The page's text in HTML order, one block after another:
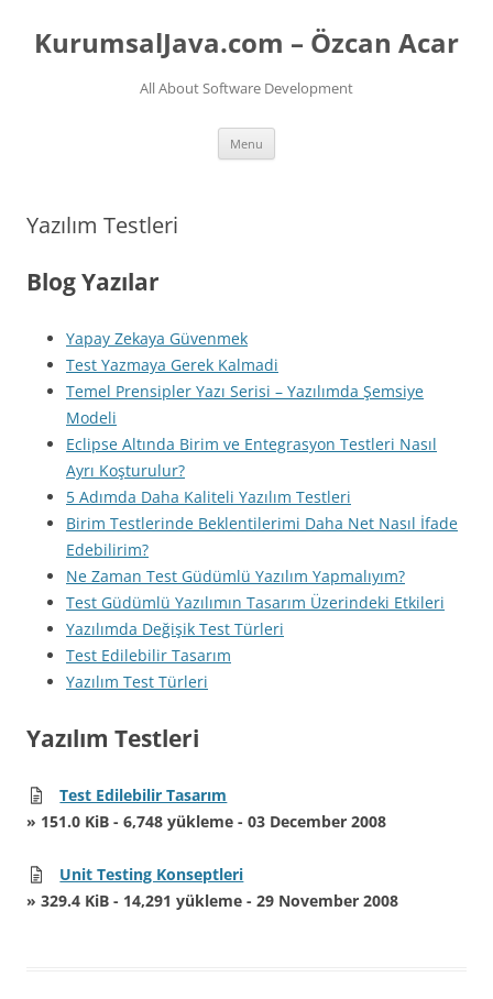
content
KurumsalJava.com – Özcan Acar
All About Software Development
Menu
Yazılım Testleri
Blog Yazılar
Yapay Zekaya Güvenmek
Test Yazmaya Gerek Kalmadi
Temel Prensipler Yazı Serisi – Yazılımda Şemsiye
Modeli
Eclipse Altında Birim ve Entegrasyon Testleri Nasıl
Ayrı Koşturulur?
5 Adımda Daha Kaliteli Yazılım Testleri
Birim Testlerinde Beklentilerimi Daha Net Nasıl İfade
Edebilirim?
Ne Zaman Test Güdümlü Yazılım Yapmalıyım?
Test Güdümlü Yazılımın Tasarım Üzerindeki Etkileri
Yazılımda Değişik Test Türleri
Test Edilebilir Tasarım
Yazılım Test Türleri
Yazılım Testleri
Test Edilebilir Tasarım
» 151.0 KiB - 6,748 yükleme - 03 December 2008
Unit Testing Konseptleri
» 329.4 KiB - 14,291 yükleme - 29 November 2008